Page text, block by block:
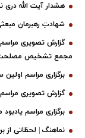
هشدار آیت الله دری
شهادتِ رهبرمان
گزارش تصویری
مجمع تشخیص
برگزاری مراسم
گزارش تصویری مراسم
برگزاری مراسم
نماهنگ | لحظاتی از